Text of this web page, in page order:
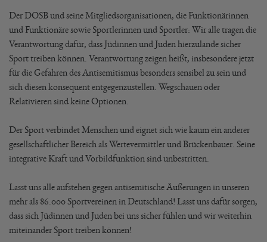
Der DOSB und seine Mitgliedsorganisationen, die Funktionärinnen
und Funktionäre sowie Sportlerinnen und Sportler: Wir alle tragen die
Verantwortung dafür, dass Jüdinnen und Juden hierzulande sicher
Sport treiben können. Verantwortung zeigen heißt, insbesondere jetzt
für die Gefahren des Antisemitismus besonders sensibel zu sein und
sich diesen konsequent entgegenzustellen. Wegschauen oder
Relativieren sind keine Optionen.
Der Sport verbindet Menschen und eignet sich wie kaum ein anderer
gesellschaftlicher Bereich als Wertevermittler und Brückenbauer. Seine
integrative Kraft und Vorbildfunktion sind unbestritten.
Lasst uns alle aufstehen gegen antisemitische Äußerungen in unseren
mehr als 86.000 Sportvereinen in Deutschland! Lasst uns dafür sorgen,
dass sich Jüdinnen und Juden bei uns sicher fühlen und wir weiterhin
miteinander Sport treiben können!